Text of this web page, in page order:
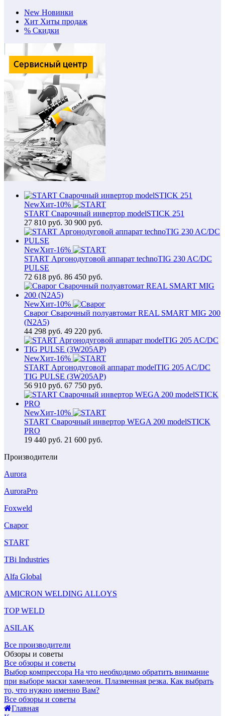
New Новинки
Хит Хиты продаж
% Скидки
NewХит-10%
START Сварочный инвертор modelSTICK 251
27 810 руб. 30 900 руб.
NewХит-16%
START Аргонодуговой аппарат technoTIG 230 AC/DC
PULSE
72 618 руб. 86 450 руб.
NewХит-10%
Сварог Сварочный полуавтомат REAL SMART MIG 200
(N2A5)
44 298 руб. 49 220 руб.
NewХит-16%
START Аргонодуговой аппарат modelTIG 205 AC/DC
TIG PULSE (3W205AP)
56 910 руб. 67 750 руб.
NewХит-10%
START Сварочный инвертор WEGA 200 modelSTICK
PRO
19 440 руб. 21 600 руб.
Производители
Aurora
AuroraPro
Foxweld
Сварог
START
TBi Industries
Alfa Global
AMICRON WELDING ALLOYS
TOP WELD
ASILAK
Все производители
Обзоры и советы
Все обзоры и советы
Выбор компрессора На что необходимо обратить внимание
при выборе маски хамелеон. Плазменная резка. Как выбрать
то, что нужно именно Вам?
Все обзоры и советы
Главная